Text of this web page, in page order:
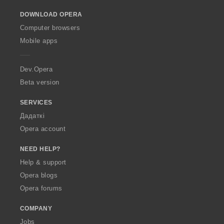
w
O
p
a
DOWNLOAD OPERA
Computer browsers
Mobile apps
Dev.Opera
Beta version
SERVICES
Дадаткі
Opera account
NEED HELP?
Help & support
Opera blogs
Opera forums
COMPANY
Jobs